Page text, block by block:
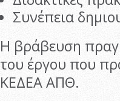
Συνέπεια
Η βράβευση
του έργου που
ΚΕΔΕΑ ΑΠΘ.